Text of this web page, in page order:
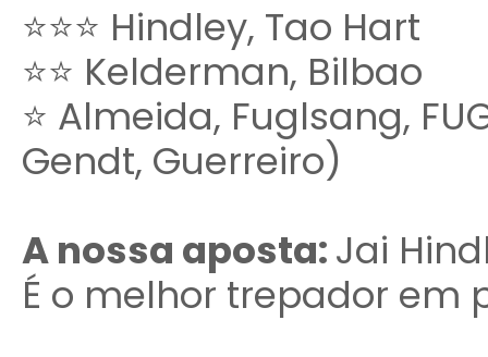
⭐⭐⭐ Hindley, Tao Hart
⭐⭐ Kelderman, Bilbao
⭐ Almeida, Fuglsang,
Gendt, Guerreiro)
A nossa aposta:Jai
É o melhor trepador em